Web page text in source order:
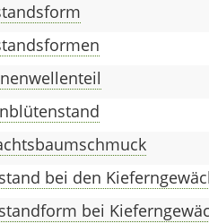
bei den
bei